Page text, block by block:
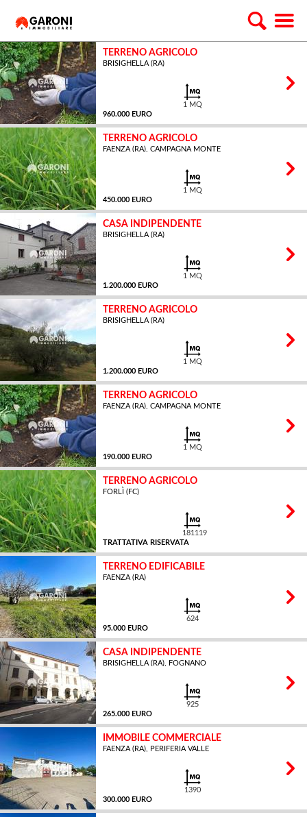
TERRENO AGRICOLO
BRISIGHELLA (RA)
960.000 EURO
1 MQ
TERRENO AGRICOLO
FAENZA (RA), CAMPAGNA MONTE
450.000 EURO
1 MQ
CASA INDIPENDENTE
BRISIGHELLA (RA)
1.200.000 EURO
1 MQ
TERRENO AGRICOLO
BRISIGHELLA (RA)
1.200.000 EURO
1 MQ
TERRENO AGRICOLO
FAENZA (RA), CAMPAGNA MONTE
190.000 EURO
1 MQ
TERRENO AGRICOLO
FORLÌ (FC)
TRATTATIVA RISERVATA
181119
TERRENO EDIFICABILE
FAENZA (RA)
95.000 EURO
624
CASA INDIPENDENTE
BRISIGHELLA (RA), FOGNANO
265.000 EURO
925
IMMOBILE COMMERCIALE
FAENZA (RA), PERIFERIA VALLE
300.000 EURO
1390